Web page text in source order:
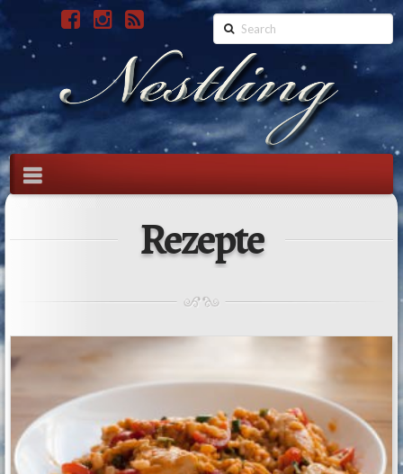
Search
Navigation
Rezepte